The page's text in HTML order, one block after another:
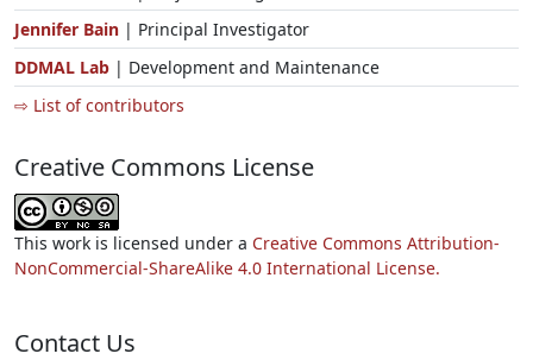
Jennifer Bain | Principal Investigator
DDMAL Lab | Development and Maintenance
⇨ List of contributors
Creative Commons License
This work is licensed under a Creative Commons Attribution-
NonCommercial-ShareAlike 4.0 International License.
Contact Us